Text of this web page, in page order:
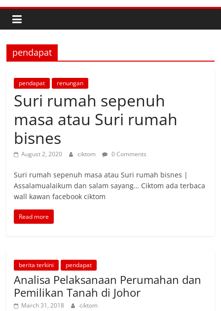
pendapat
pendapat renungan
Suri rumah sepenuh
masa atau Suri rumah
bisnes
August 2, 2020 ciktom 0 Comments
Suri rumah sepenuh masa atau Suri rumah bisnes |
Assalamualaikum dan salam sayang… Ciktom ada terbaca
wall kawan facebook ciktom
Read more
berita terkini pendapat
Analisa Pelaksanaan Perumahan dan
Pemilikan Tanah di Johor
March 31, 2018 ciktom